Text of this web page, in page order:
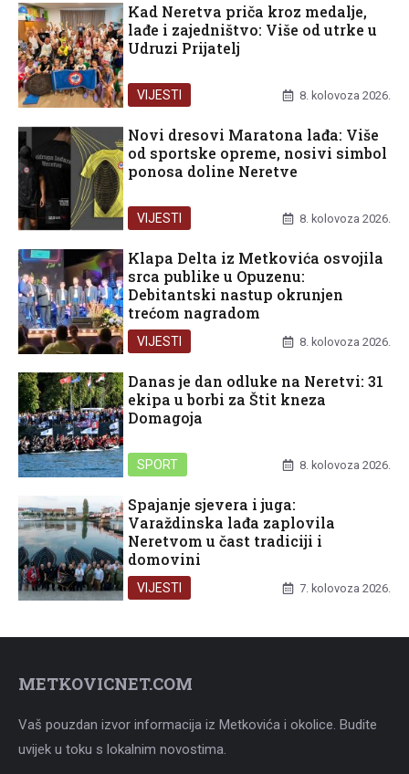
Kad Neretva priča kroz medalje,
lađe i zajedništvo: Više od utrke u
Udruzi Prijatelj
VIJESTI 8. kolovoza 2026.
Novi dresovi Maratona lađa: Više
od sportske opreme, nosivi simbol
ponosa doline Neretve
VIJESTI 8. kolovoza 2026.
Klapa Delta iz Metkovića osvojila
srca publike u Opuzenu:
Debitantski nastup okrunjen
trećom nagradom
VIJESTI 8. kolovoza 2026.
Danas je dan odluke na Neretvi: 31
ekipa u borbi za Štit kneza
Domagoja
SPORT 8. kolovoza 2026.
Spajanje sjevera i juga:
Varaždinska lađa zaplovila
Neretvom u čast tradiciji i
domovini
VIJESTI 7. kolovoza 2026.
METKOVICNET.COM
Vaš pouzdan izvor informacija iz Metkovića i okolice. Budite
uvijek u toku s lokalnim novostima.